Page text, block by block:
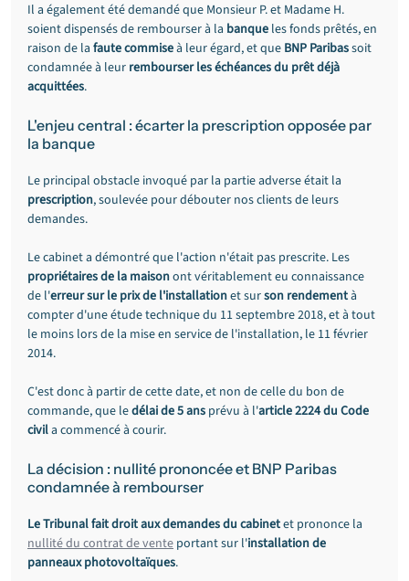
Il a également été demandé que Monsieur P. et Madame H.
soient dispensés de rembourser à la banque les fonds prêtés, en
raison de la faute commise à leur égard, et que BNP Paribas soit
condamnée à leur rembourser les échéances du prêt déjà
acquittées.
L'enjeu central : écarter la prescription opposée par
la banque
Le principal obstacle invoqué par la partie adverse était la
prescription, soulevée pour débouter nos clients de leurs
demandes.
Le cabinet a démontré que l'action n'était pas prescrite. Les
propriétaires de la maison ont véritablement eu connaissance
de l'erreur sur le prix de l'installation et sur son rendement à
compter d'une étude technique du 11 septembre 2018, et à tout
le moins lors de la mise en service de l'installation, le 11 février
2014.
C'est donc à partir de cette date, et non de celle du bon de
commande, que le délai de 5 ans prévu à l'article 2224 du Code
civil a commencé à courir.
La décision : nullité prononcée et BNP Paribas
condamnée à rembourser
Le Tribunal fait droit aux demandes du cabinet et prononce la
nullité du contrat de vente portant sur l'installation de
panneaux photovoltaïques.